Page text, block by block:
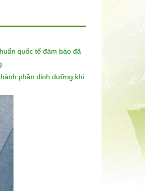
quốc tế đảm bảo đã
phần dinh dưỡng khi